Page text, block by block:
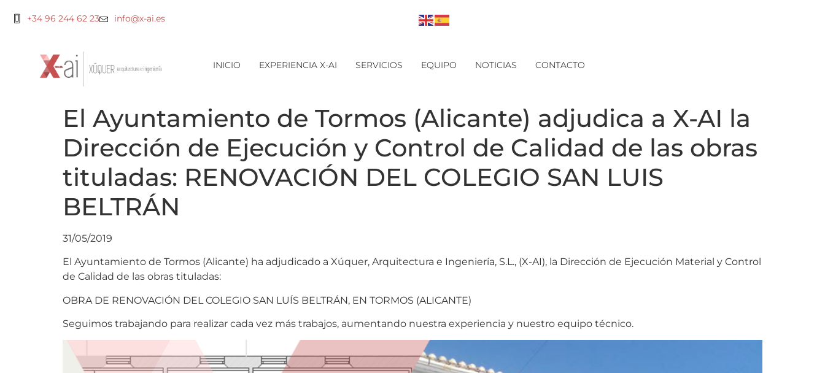
+34 96 244 62 23 info@x-ai.es
INICIO EXPERIENCIA X-AI SERVICIOS EQUIPO NOTICIAS CONTACTO
El Ayuntamiento de Tormos (Alicante) adjudica a X-AI la
Dirección de Ejecución y Control de Calidad de las obras
tituladas: RENOVACIÓN DEL COLEGIO SAN LUIS
BELTRÁN
31/05/2019
El Ayuntamiento de Tormos (Alicante) ha adjudicado a Xúquer, Arquitectura e Ingeniería, S.L., (X-AI), la Dirección de Ejecución Material y Control
de Calidad de las obras tituladas:
OBRA DE RENOVACIÓN DEL COLEGIO SAN LUÍS BELTRÁN, EN TORMOS (ALICANTE)
Seguimos trabajando para realizar cada vez más trabajos, aumentando nuestra experiencia y nuestro equipo técnico.